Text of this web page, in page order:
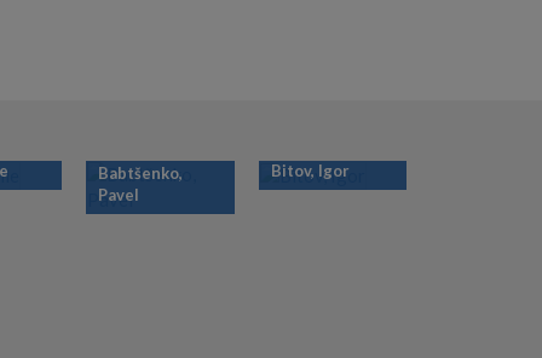
Babtšenko,
Pavel
Bitov, Igor